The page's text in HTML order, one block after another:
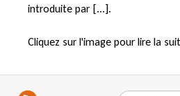
introduite par [...].
Cliquez sur l'image pour lire la